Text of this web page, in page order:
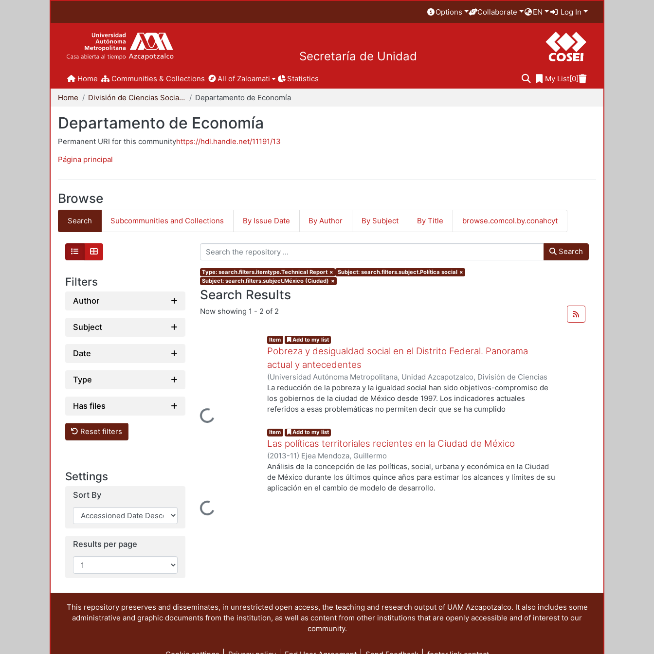
Options Collaborate EN Log In
Secretaría de Unidad
Home Communities & Collections All of Zaloamati Statistics My List[0]
Home División de Ciencias Sociales y Humanidades Departamento de Economía
Departamento de Economía
Permanent URI for this communityhttps://hdl.handle.net/11191/13
Página principal
Browse
Search Subcommunities and Collections By Issue Date By Author By Subject By Title browse.comcol.by.conahcyt
Filters
Author
Subject
Date
Type
Has files
Reset filters
Settings
Sort By
Results per page
Search
Type: search.filters.itemtype.Technical Report × Subject: search.filters.subject.Política social ×
Subject: search.filters.subject.México (Ciudad) ×
Search Results
Now showing 1 - 2 of 2
Loading...
Item Add to my list
Pobreza y desigualdad social en el Distrito Federal. Panorama
actual y antecedentes
(Universidad Autónoma Metropolitana, Unidad Azcapotzalco, División de Ciencias
Sociales y Humanidades, Departamento de Economía,2013-11)Ejea Mendoza,
Guillermo
La reducción de la pobreza y la igualdad social han sido objetivos-compromiso de
los gobiernos de la ciudad de México desde 1997. Los indicadores actuales
referidos a esas problemáticas no permiten decir que se ha cumplido
contradictorios y preocupantes. La evaluación de la política social de estos quince
años muestra avances importantes en la mayoría de los programas que la
componen; sin embargo estos resultados que efectivamente han atendido diversas
carencias de la población citadina más necesitada, no se ha traducido en una
disminución estructural de la pobreza y la desigualdad social. PALABRAS CLAVE:
Poverty. Igualdad social. Equality. Desigualdad.
Loading...
Item Add to my list
Las políticas territoriales recientes en la Ciudad de México
(2013-11) Ejea Mendoza, Guillermo
Análisis de la concepción de las políticas, social, urbana y económica en la Ciudad
de México durante los últimos quince años para estimar los alcances y límites de su
aplicación en el cambio de modelo de desarrollo.
This repository preserves and disseminates, in unrestricted open access, the teaching and research output of UAM Azcapotzalco. It also includes some
administrative and graphic documents from the institution, as well as content from other institutions that are openly accessible and of interest to our
community.